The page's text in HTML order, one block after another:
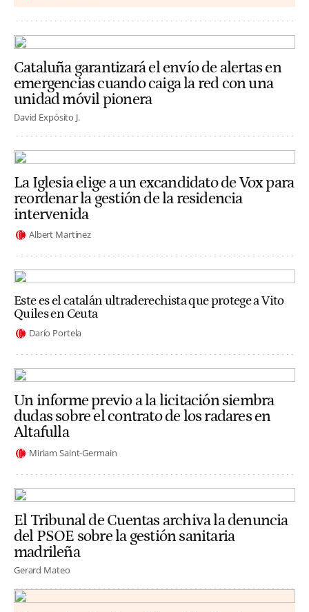
Cataluña garantizará el envío de alertas en
emergencias cuando caiga la red con una
unidad móvil pionera
David Expósito J.
La Iglesia elige a un excandidato de Vox para
reordenar la gestión de la residencia
intervenida
Albert Martínez
Este es el catalán ultraderechista que protege a Vito
Quiles en Ceuta
Darío Portela
Un informe previo a la licitación siembra
dudas sobre el contrato de los radares en
Altafulla
Miriam Saint-Germain
El Tribunal de Cuentas archiva la denuncia
del PSOE sobre la gestión sanitaria
madrileña
Gerard Mateo